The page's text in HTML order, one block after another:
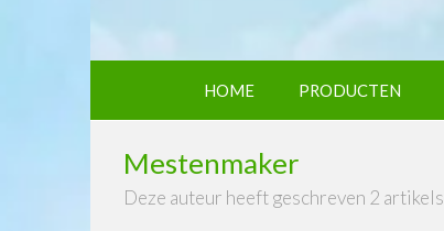
HOME PRODUCTEN
Mestenmaker
Deze auteur heeft geschreven 2 artikels